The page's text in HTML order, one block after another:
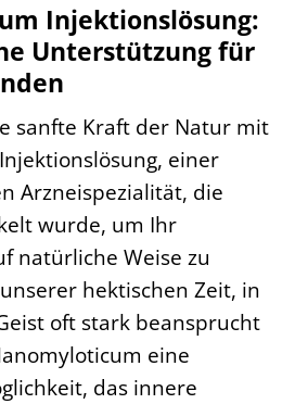
Injektionslösung:
Unterstützung für
sanfte Kraft der Natur mit
einer
Arzneispezialität, die
wurde, um Ihr
natürliche Weise zu
hektischen Zeit, in
oft stark beansprucht
eine
das innere